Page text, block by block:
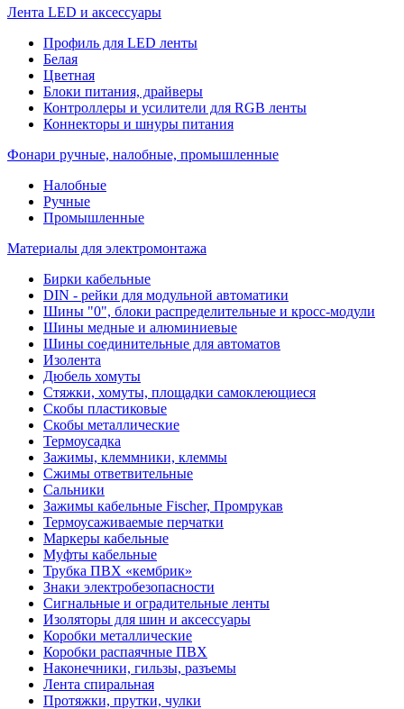
Лента LED и аксессуары
Профиль для LED ленты
Белая
Цветная
Блоки питания, драйверы
Контроллеры и усилители для RGB ленты
Коннекторы и шнуры питания
Фонари ручные, налобные, промышленные
Налобные
Ручные
Промышленные
Материалы для электромонтажа
Бирки кабельные
DIN - рейки для модульной автоматики
Шины "0", блоки распределительные и кросс-модули
Шины медные и алюминиевые
Шины соединительные для автоматов
Изолента
Дюбель хомуты
Стяжки, хомуты, площадки самоклеющиеся
Скобы пластиковые
Скобы металлические
Термоусадка
Зажимы, клеммники, клеммы
Сжимы ответвительные
Сальники
Зажимы кабельные Fischer, Промрукав
Термоусаживаемые перчатки
Маркеры кабельные
Муфты кабельные
Трубка ПВХ «кембрик»
Знаки электробезопасности
Сигнальные и оградительные ленты
Изоляторы для шин и аксессуары
Коробки металлические
Коробки распаячные ПВХ
Наконечники, гильзы, разъемы
Лента спиральная
Протяжки, прутки, чулки